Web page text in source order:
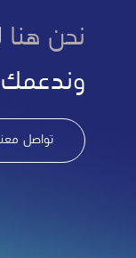
نحن هنا
تواصل